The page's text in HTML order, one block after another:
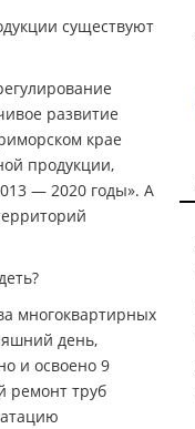
существуют
развитие
крае
продукции,
— 2020 годы». А
многоквартирных
день,
и освоено 9
ремонт труб